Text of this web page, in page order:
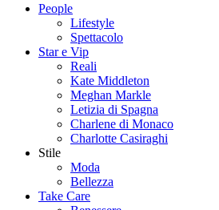
People
Lifestyle
Spettacolo
Star e Vip
Reali
Kate Middleton
Meghan Markle
Letizia di Spagna
Charlene di Monaco
Charlotte Casiraghi
Stile
Moda
Bellezza
Take Care